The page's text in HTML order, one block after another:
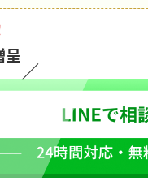
呈
／